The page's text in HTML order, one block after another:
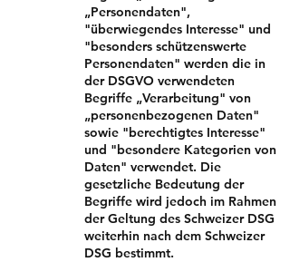
„Personendaten",
"überwiegendes Interesse" und
"besonders schützenswerte
Personendaten" werden die in
der DSGVO verwendeten
Begriffe „Verarbeitung" von
„personenbezogenen Daten"
sowie "berechtigtes Interesse"
und "besondere Kategorien von
Daten" verwendet. Die
gesetzliche Bedeutung der
Begriffe wird jedoch im Rahmen
der Geltung des Schweizer DSG
weiterhin nach dem Schweizer
DSG bestimmt.